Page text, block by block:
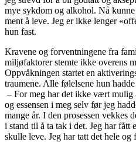
mye sykdom og alkohol. Nå
ment å leve. Jeg er ikke lenger
hun fast.
Kravene og forventningene fra
miljøfaktorer stemte ikke overens
Oppvåkningen startet en
traumene. Alle følelsene hun
– For meg har det ikke vært mulig
og essensen i meg selv før jeg
mange år. I den prosessen vekkes
i stand til å ta tak i det. Jeg har fått
skulle leve. Jeg har tatt det hele